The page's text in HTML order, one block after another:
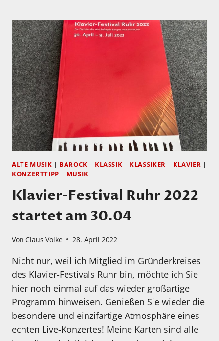
DÖRKEN:
„ODYSSEE“
ALTE MUSIK | BAROCK | KLASSIK | KLASSIKER | KLAVIER |
KONZERTTIPP | MUSIK
Klavier-Festival Ruhr 2022
startet am 30.04
Von Claus Volke 28. April 2022
Nicht nur, weil ich Mitglied im Gründerkreises
des Klavier-Festivals Ruhr bin, möchte ich Sie
hier noch einmal auf das wieder großartige
Programm hinweisen. Genießen Sie wieder die
besondere und einzifartige Atmosphäre eines
echten Live-Konzertes! Meine Karten sind alle